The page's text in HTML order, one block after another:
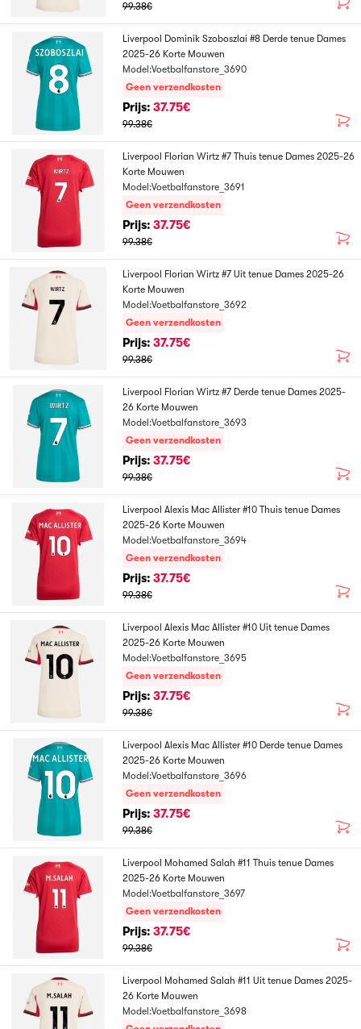
99.38€
Liverpool Dominik Szoboszlai #8 Derde tenue Dames
2025-26 Korte Mouwen
Model:Voetbalfanstore_3690
Geen verzendkosten
Prijs: 37.75€
99.38€
Liverpool Florian Wirtz #7 Thuis tenue Dames 2025-26
Korte Mouwen
Model:Voetbalfanstore_3691
Geen verzendkosten
Prijs: 37.75€
99.38€
Liverpool Florian Wirtz #7 Uit tenue Dames 2025-26
Korte Mouwen
Model:Voetbalfanstore_3692
Geen verzendkosten
Prijs: 37.75€
99.38€
Liverpool Florian Wirtz #7 Derde tenue Dames 2025-
26 Korte Mouwen
Model:Voetbalfanstore_3693
Geen verzendkosten
Prijs: 37.75€
99.38€
Liverpool Alexis Mac Allister #10 Thuis tenue Dames
2025-26 Korte Mouwen
Model:Voetbalfanstore_3694
Geen verzendkosten
Prijs: 37.75€
99.38€
Liverpool Alexis Mac Allister #10 Uit tenue Dames
2025-26 Korte Mouwen
Model:Voetbalfanstore_3695
Geen verzendkosten
Prijs: 37.75€
99.38€
Liverpool Alexis Mac Allister #10 Derde tenue Dames
2025-26 Korte Mouwen
Model:Voetbalfanstore_3696
Geen verzendkosten
Prijs: 37.75€
99.38€
Liverpool Mohamed Salah #11 Thuis tenue Dames
2025-26 Korte Mouwen
Model:Voetbalfanstore_3697
Geen verzendkosten
Prijs: 37.75€
99.38€
Liverpool Mohamed Salah #11 Uit tenue Dames 2025-
26 Korte Mouwen
Model:Voetbalfanstore_3698